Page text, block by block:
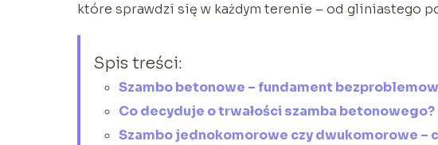
które sprawdzi się w każdym terenie – od gliniastego
Spis treści:
Szambo betonowe – fundament
Co decyduje o trwałości szamba betonowego?
Szambo jednokomorowe czy dwukomorowe –